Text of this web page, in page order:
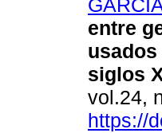
entre
usados
siglos
vol.24,
https://